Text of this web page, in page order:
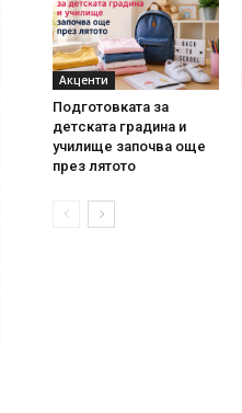
Акценти
Подготовката за
детската градина и
училище започва още
през лятото